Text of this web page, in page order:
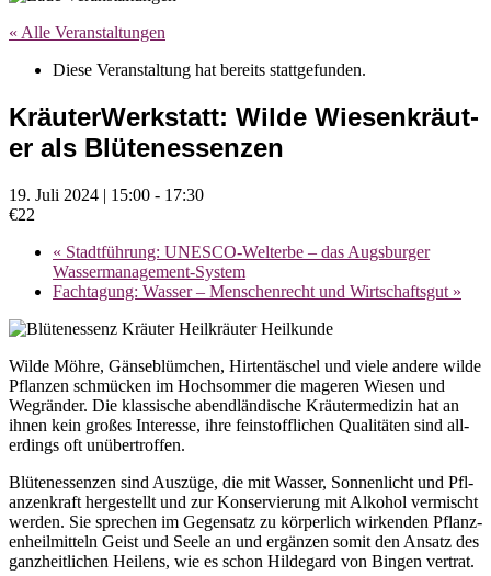
« Alle Veranstaltungen
Diese Veranstaltung hat bereits stattgefunden.
Kr­äut­er­W­erkstatt: Wil­de Wiese­nkr­äut­
er als Bl­üten­es­sen­z­en
19. Juli 2024 | 15:00 - 17:30
€22
« Stadtführung: UNESCO-Welterbe – das Augsburger
Wassermanagement-System
Fachtagung: Wasser – Menschenrecht und Wirtschaftsgut »
Wil­de Möh­re, Gän­sebl­ümc­hen, Hir­te­n­täsc­hel und viele an­de­re wil­de
Pfl­an­z­en schmüc­k­en im Hochsom­m­er die mage­ren Wiesen und
Wegrän­der. Die kl­a­s­si­sc­he abe­ndl­ändisc­he Kr­äut­er­me­di­z­in hat an
ihn­en kein großes In­te­r­e­sse, ihre fe­i­n­sto­ffl­ic­hen Qual­i­täten sind al­l­
erdings oft unüb­er­tr­off­en.
Bl­üten­es­sen­z­en sind Aus­züge, die mit Wa­s­ser, Son­n­enl­ic­ht und Pfl­
an­z­e­nkr­a­ft herge­stel­lt und zur Ko­n­serv­ier­ung mit Al­kohol ver­mischt
wer­den. Sie sp­rec­hen im Geg­ensatz zu körperl­ich wirk­e­n­den Pfl­an­z­
en­heilm­it­te­ln Geist und Seele an und erg­än­z­en so­mit den Ansatz des
ganz­he­it­l­ic­hen He­il­e­ns, wie es schon Hil­deg­ard von Bi­ngen ver­trat.